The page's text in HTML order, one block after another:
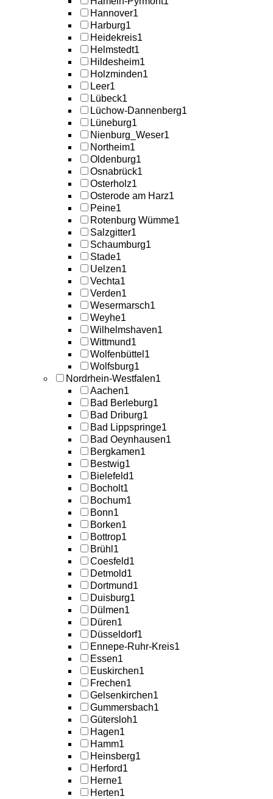
Hannover1
Harburg1
Heidekreis1
Helmstedt1
Hildesheim1
Holzminden1
Leer1
Lübeck1
Lüchow-Dannenberg1
Lüneburg1
Nienburg_Weser1
Northeim1
Oldenburg1
Osnabrück1
Osterholz1
Osterode am Harz1
Peine1
Rotenburg Wümme1
Salzgitter1
Schaumburg1
Stade1
Uelzen1
Vechta1
Verden1
Wesermarsch1
Weyhe1
Wilhelmshaven1
Wittmund1
Wolfenbüttel 1
Wolfsburg1
Nordrhein-Westfalen1
Aachen1
Bad Berleburg1
Bad Driburg1
Bad Lippspringe1
Bad Oeynhausen1
Bergkamen1
Bestwig1
Bielefeld1
Bocholt1
Bochum1
Bonn1
Borken1
Bottrop1
Brühl 1
Coesfeld1
Detmold1
Dortmund1
Duisburg1
Dülmen1
Düren1
Düsseldorf1
Ennepe-Ruhr-Kreis1
Essen1
Euskirchen1
Frechen1
Gelsenkirchen1
Gummersbach1
Gütersloh1
Hagen1
Hamm1
Heinsberg1
Herford1
Herne1
Herten1